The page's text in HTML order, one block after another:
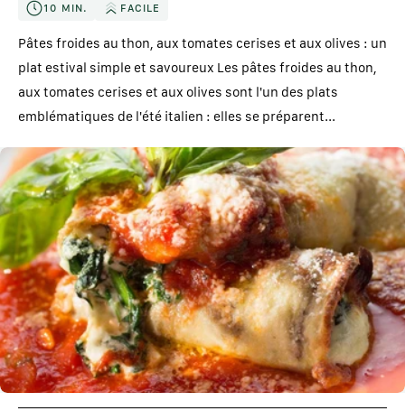
10 MIN. FACILE
Pâtes froides au thon, aux tomates cerises et aux olives : un
plat estival simple et savoureux Les pâtes froides au thon,
aux tomates cerises et aux olives sont l'un des plats
emblématiques de l'été italien : elles se préparent...